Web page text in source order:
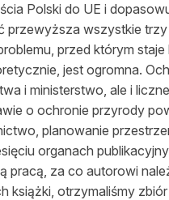
Polski do UE i
przewyższa wszystkie
przed którym
jest ogromna.
i ministerstwo, ale i
o ochronie przyrody
planowanie
organach
pracą, za co autorowi
książki, otrzymaliśmy